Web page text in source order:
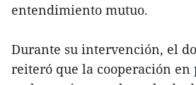
entendimiento mutuo.
Durante su intervención, el
reiteró que la cooperación